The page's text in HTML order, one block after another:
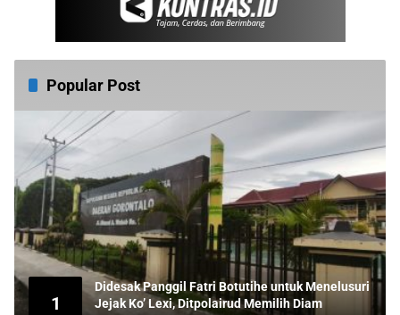
Popular Post
1
Didesak Panggil Fatri Botutihe untuk Menelusuri
Jejak Ko’ Lexi, Ditpolairud Memilih Diam